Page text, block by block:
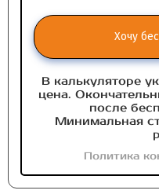
Хочу
В калькуляторе
цена.
после
Минимальная
Политика